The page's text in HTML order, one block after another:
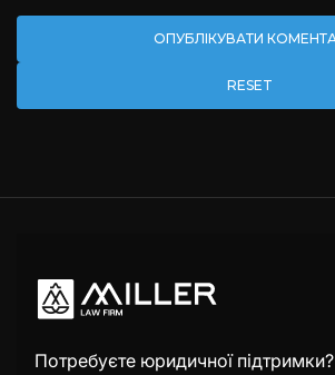
RESET
Потребуєте юридичної підтримки?